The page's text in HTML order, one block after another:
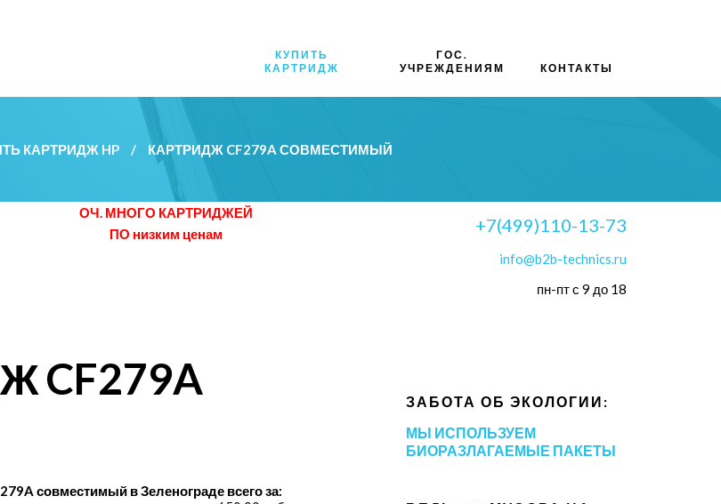
КУПИТЬ
КАРТРИДЖ
ГОС.
УЧРЕЖДЕНИЯМ
КОНТАКТЫ
КАРТРИДЖ HP / КАРТРИДЖ CF279A СОВМЕСТИМЫЙ
ОЧ. МНОГО КАРТРИДЖЕЙ
ПО низким ценам
+7(499)110-13-73
info@b2b-technics.ru
пн-пт с 9 до 18
CF279A
совместимый в Зеленограде всего за:
ЗАБОТА ОБ ЭКОЛОГИИ:
МЫ ИСПОЛЬЗУЕМ
БИОРАЗЛАГАЕМЫЕ ПАКЕТЫ